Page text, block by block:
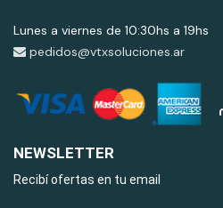
Lunes a viernes de 10:30hs a 19hs
pedidos@vtxsoluciones.ar
NEWSLETTER
Recibí ofertas en tu email